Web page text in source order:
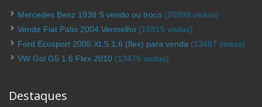
Mercedes Benz 1938 S vendo ou troco (20899 visitas)
Vende Fiat Palio 2004 Vermelho (15815 visitas)
Ford Ecosport 2005 XLS 1.6 (flex) para venda (13487 visitas)
VW Gol G5 1.6 Flex 2010 (13479 visitas)
Destaques